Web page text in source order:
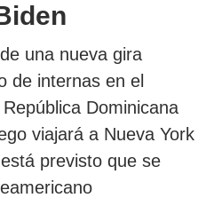
una nueva gira
de internas en el
Dominicana
viajará a Nueva York
previsto que se